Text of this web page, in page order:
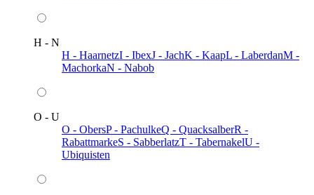
H - N
H - HaarnetzI - IbexJ - JachK - KaapL - LaberdanM -
MachorkaN - Nabob
O - U
O - ObersP - PachulkeQ - QuacksalberR -
RabattmarkeS - SabberlatzT - TabernakelU -
Ubiquisten